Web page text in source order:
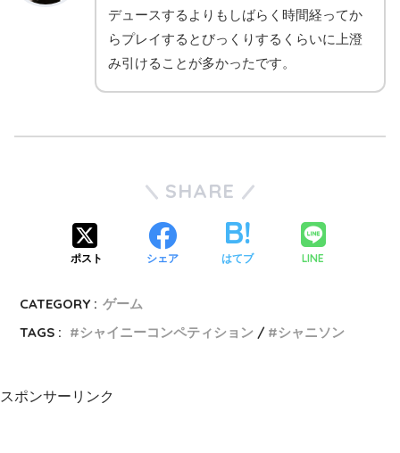
デュースするよりもしばらく時間経ってか
らプレイするとびっくりするくらいに上澄
み引けることが多かったです。
SHARE
ポスト シェア はてブ LINE
CATEGORY : ゲーム
TAGS :
シャイニーコンペティション シャニソン
スポンサーリンク